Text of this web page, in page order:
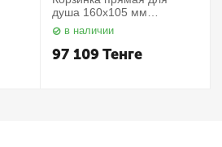
душа 160х105 мм
Elegance 11658010000
Keuco
в наличии
97 109Тенге